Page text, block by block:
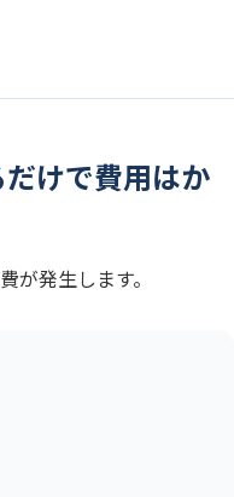
けで費用はか
が発生します。